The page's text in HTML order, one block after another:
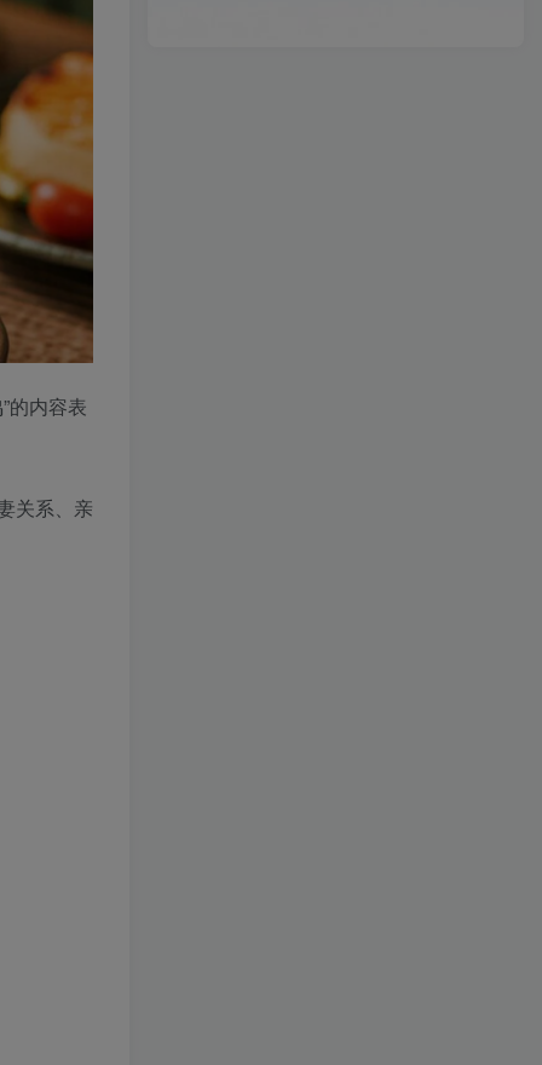
的内容表
关系、亲